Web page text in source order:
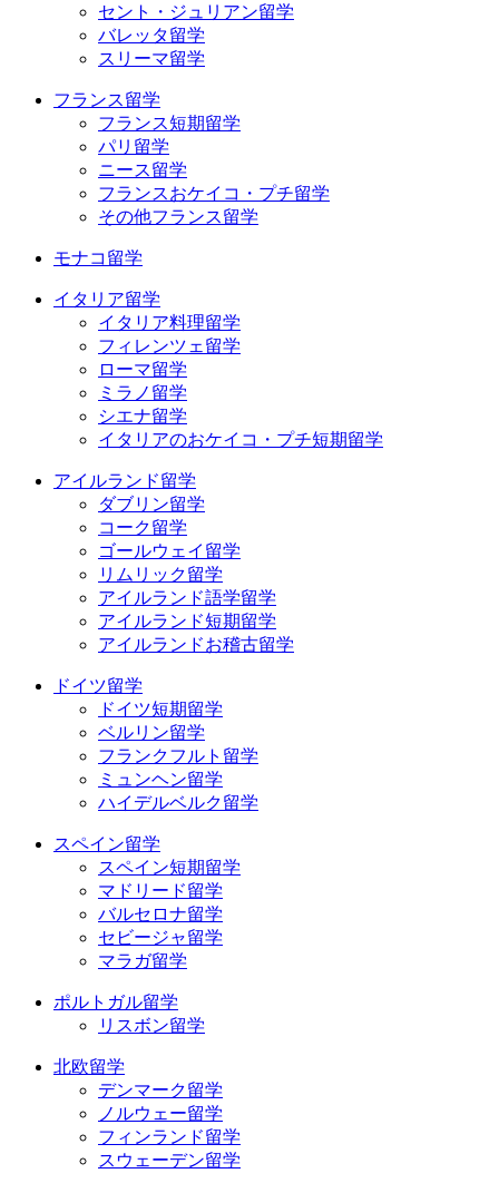
セント・ジュリアン留学
バレッタ留学
スリーマ留学
フランス留学
フランス短期留学
パリ留学
ニース留学
フランスおケイコ・プチ留学
その他フランス留学
モナコ留学
イタリア留学
イタリア料理留学
フィレンツェ留学
ローマ留学
ミラノ留学
シエナ留学
イタリアのおケイコ・プチ短期留学
アイルランド留学
ダブリン留学
コーク留学
ゴールウェイ留学
リムリック留学
アイルランド語学留学
アイルランド短期留学
アイルランドお稽古留学
ドイツ留学
ドイツ短期留学
ベルリン留学
フランクフルト留学
ミュンヘン留学
ハイデルベルク留学
スペイン留学
スペイン短期留学
マドリード留学
バルセロナ留学
セビージャ留学
マラガ留学
ポルトガル留学
リスボン留学
北欧留学
デンマーク留学
ノルウェー留学
フィンランド留学
スウェーデン留学